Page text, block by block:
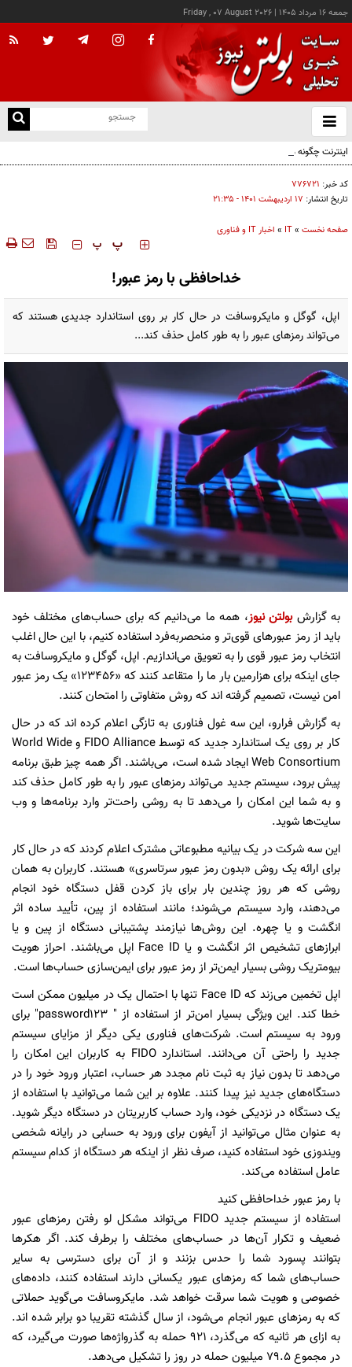
جمعه ۱۶ مرداد ۱۴۰۵ |
Friday , 07 August 2026
باز
و
اینترنت چگونه مفهوم کودکی را دگرگون کرد؟
کد خبر: ۷۷۶۷۲۱
تاریخ انتشار: ۱۷ ارديبهشت ۱۴۰۱ - ۲۱:۳۵
صفحه نخست »
IT
» اخبار IT و فناوری
‍‍‍ پ پ
خداحافظی با رمز عبور!
اپل، گوگل و مایکروسافت در حال کار بر روی استاندارد جدیدی هستند که
می‌تواند رمز‌های عبور را به طور کامل حذف کند...
به گزارشبولتن نیوز، همه ما می‌دانیم که برای حساب‌های مختلف خود
باید از رمز عبور‌های قوی‌تر و منحصربه‌فرد استفاده کنیم، با این حال اغلب
انتخاب رمز عبور قوی را به تعویق می‌اندازیم. اپل، گوگل و مایکروسافت به
جای اینکه برای هزارمین بار ما را متقاعد کنند که «۱۲۳۴۵۶» یک رمز عبور
امن نیست، تصمیم گرفته اند که روش متفاوتی را امتحان کنند.
به گزارش فرارو، این سه غول فناوری به تازگی اعلام کرده اند که در حال
کار بر روی یک استاندارد جدید که توسط FIDO Alliance و World Wide
Web Consortium ایجاد شده است، می‌باشند. اگر همه چیز طبق برنامه
پیش برود، سیستم جدید می‌تواند رمز‌های عبور را به طور کامل حذف کند
و به شما این امکان را می‌دهد تا به روشی راحت‌تر وارد برنامه‌ها و وب
سایت‌ها شوید.
این سه شرکت در یک بیانیه مطبوعاتی مشترک اعلام کردند که در حال کار
برای ارائه یک روش «بدون رمز عبور سرتاسری» هستند. کاربران به همان
روشی که هر روز چندین بار برای باز کردن قفل دستگاه خود انجام
می‌دهند، وارد سیستم می‌شوند؛ مانند استفاده از پین، تأیید ساده اثر
انگشت و یا چهره. این روش‌ها نیازمند پشتیبانی دستگاه از پین و یا
ابراز‌های تشخیص اثر انگشت و یا Face ID اپل می‌باشند. احراز هویت
بیومتریک روشی بسیار ایمن‌تر از رمز عبور برای ایمن‌سازی حساب‌ها است.
اپل تخمین می‌زند که Face ID تنها با احتمال یک در میلیون ممکن است
خطا کند. این ویژگی بسیار امن‌تر از استفاده از " password123" برای
ورود به سیستم است. شرکت‌های فناوری یکی دیگر از مزایای سیستم
جدید را راحتی آن می‌دانند. استاندارد FIDO به کاربران این امکان را
می‌دهد تا بدون نیاز به ثبت نام مجدد هر حساب، اعتبار ورود خود را در
دستگاه‌های جدید نیز پیدا کنند. علاوه بر این شما می‌توانید با استفاده از
یک دستگاه در نزدیکی خود، وارد حساب کاربریتان در دستگاه دیگر شوید.
به عنوان مثال می‌توانید از آیفون برای ورود به حسابی در رایانه شخصی
ویندوزی خود استفاده کنید، صرف نظر از اینکه هر دستگاه از کدام سیستم
عامل استفاده می‌کند.
با رمز‌ عبور خداحافظی کنید
استفاده از سیستم جدید FIDO می‌تواند مشکل لو رفتن رمز‌های عبور
ضعیف و تکرار آن‌ها در حساب‌های مختلف را برطرف کند. اگر هکر‌ها
بتوانند پسورد شما را حدس بزنند و از آن برای دسترسی به سایر
حساب‌های شما که رمز‌های عبور یکسانی دارند استفاده کنند، داده‌های
خصوصی و هویت شما سرقت خواهد شد. مایکروسافت می‌گوید حملاتی
که به رمز‌های عبور انجام می‌شود، از سال گذشته تقریبا دو برابر شده اند.
به ازای هر ثانیه که می‌گذرد، ۹۲۱ حمله به گذرواژه‌ها صورت می‌گیرد، که
در مجموع ۷۹.۵ میلیون حمله در روز را تشکیل می‌دهد.